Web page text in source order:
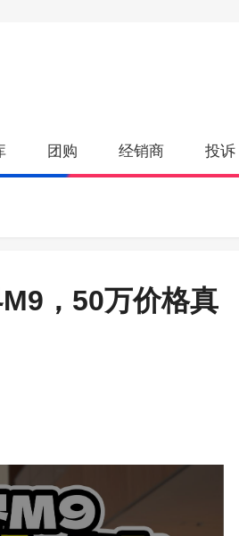
团购 经销商 投诉
，50万价格真